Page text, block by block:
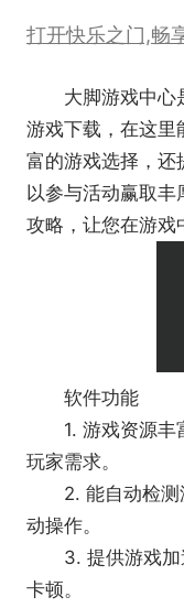
打开快乐之门,畅
大脚游戏中心是
游戏下载，在这里
富的游戏选择，还
以参与活动赢取丰
攻略，让您在游戏
软件功能
1. 游戏资源丰
玩家需求。
2. 能自动检测
动操作。
3. 提供游戏加
卡顿。